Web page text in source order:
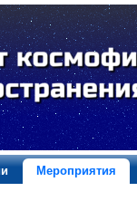
Мероприятия